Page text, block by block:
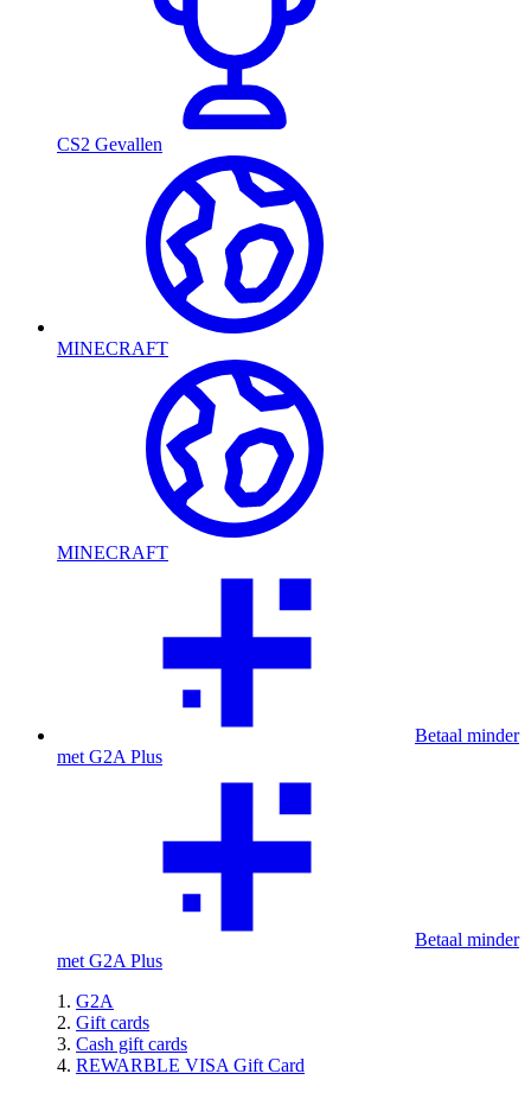
CS2 Gevallen
MINECRAFT
MINECRAFT
Betaal minder
met G2A Plus
Betaal minder
met G2A Plus
G2A
Gift cards
Cash gift cards
REWARBLE VISA Gift Card